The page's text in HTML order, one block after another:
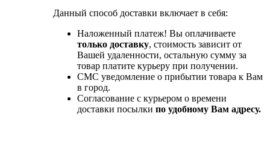
Данный способ доставки включает в себя:
Наложенный платеж! Вы оплачиваете
только доставку, стоимость зависит от
Вашей удаленности, остальную сумму за
товар платите курьеру при получении.
СМС уведомление о прибытии товара к Вам
в город.
Согласование с курьером о времени
доставки посылки по удобному Вам адресу.